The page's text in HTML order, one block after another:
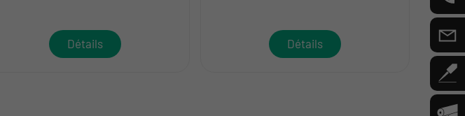
Détails Détails